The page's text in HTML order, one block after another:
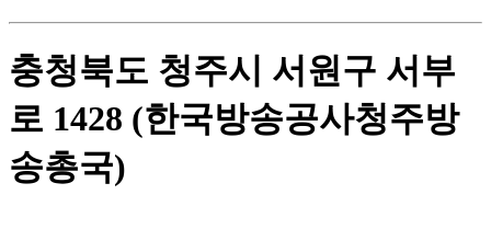
충청북도 청주시 서원구 서부
로 1428 (한국방송공사청주방
송총국)